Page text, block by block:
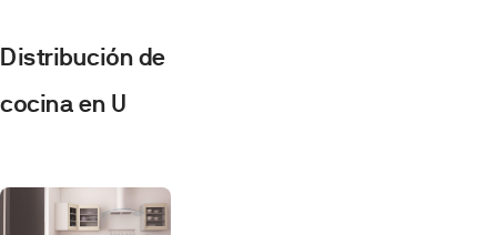
Distribución de
cocina en U